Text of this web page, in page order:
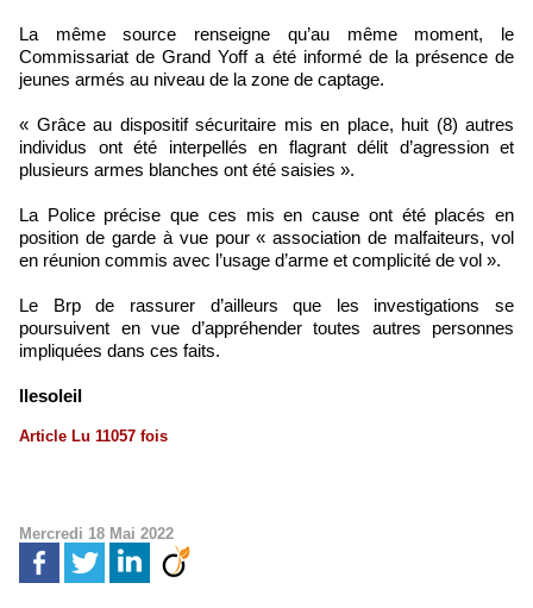
La même source renseigne qu’au même moment, le
Commissariat de Grand Yoff a été informé de la présence de
jeunes armés au niveau de la zone de captage.
« Grâce au dispositif sécuritaire mis en place, huit (8) autres
individus ont été interpellés en flagrant délit d’agression et
plusieurs armes blanches ont été saisies ».
La Police précise que ces mis en cause ont été placés en
position de garde à vue pour « association de malfaiteurs, vol
en réunion commis avec l’usage d’arme et complicité de vol ».
Le Brp de rassurer d’ailleurs que les investigations se
poursuivent en vue d’appréhender toutes autres personnes
impliquées dans ces faits.
llesoleil
Article Lu 11057 fois
Mercredi 18 Mai 2022